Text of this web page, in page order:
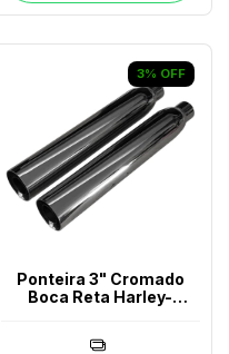
3% OFF
Ponteira 3" Cromado
Boca Reta Harley-